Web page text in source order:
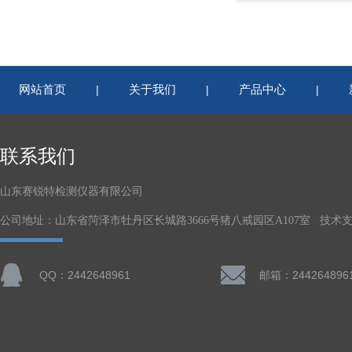
网站首页 | 关于我们 | 产品中心 |
联系我们
山东赛锐特检测仪器有限公司
公司地址：山东省菏泽市牡丹区长城路3666号猪八戒园区A107室 技术
QQ：2442648961 邮箱：